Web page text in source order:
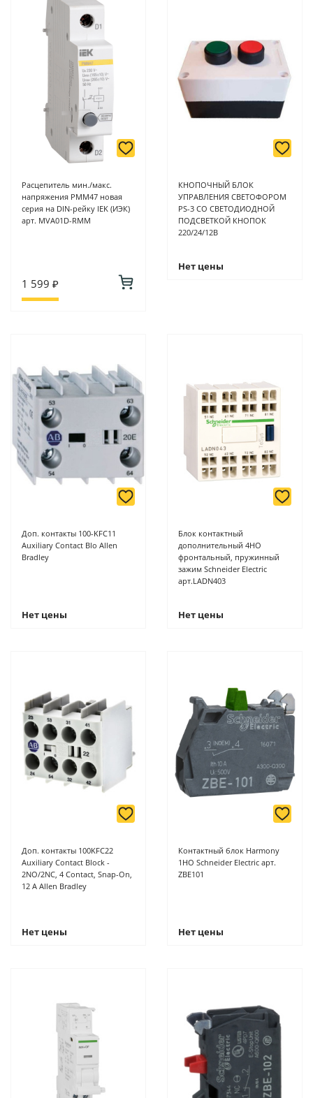
Расцепитель мин./макс.
напряжения РММ47 новая
серия на DIN-рейку IEK (ИЭК)
арт. MVA01D-RMM
1 599 ₽
КНОПОЧНЫЙ БЛОК
УПРАВЛЕНИЯ СВЕТОФОРОМ
PS-3 СО СВЕТОДИОДНОЙ
ПОДСВЕТКОЙ КНОПОК
220/24/12В
Нет цены
Доп. контакты 100-KFC11
Auxiliary Contact Blo Allen
Bradley
Нет цены
Блок контактный
дополнительный 4НО
фронтальный, пружинный
зажим Schneider Electric
арт.LADN403
Нет цены
Доп. контакты 100KFC22
Auxiliary Contact Block -
2NO/2NC, 4 Contact, Snap-On,
12 A Allen Bradley
Нет цены
Контактный блок Harmony
1НО Schneider Electric арт.
ZBE101
Нет цены